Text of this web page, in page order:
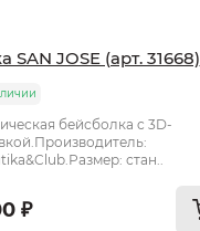
SAN JOSE (арт. 31668)
бейсболка c 3D-
стан..
₽